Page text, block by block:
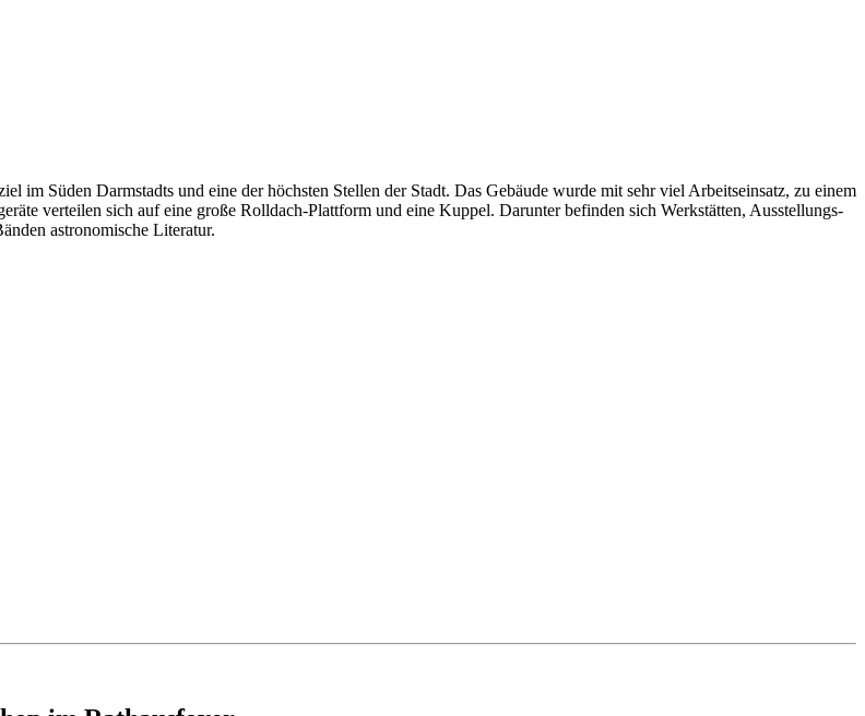
im Süden Darmstadts und eine der höchsten Stellen der Stadt. Das Gebäude wurde mit sehr viel Arbeitseinsatz, zu einem
verteilen sich auf eine große Rolldach-Plattform und eine Kuppel. Darunter befinden sich Werkstätten, Ausstellungs-
astronomische Literatur.